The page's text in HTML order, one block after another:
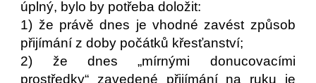
úplný, bylo by potřeba doložit:
1) že právě dnes je vhodné zavést způsob
přijímání z doby počátků křesťanství;
2) že dnes „mírnými donucovacími
prostředky“ zavedené přijímání na ruku je